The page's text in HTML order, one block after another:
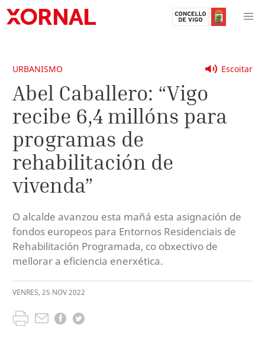
Escoitar
URBANISMO
Abel Caballero: “Vigo
recibe 6,4 millóns para
programas de
rehabilitación de
vivenda”
O alcalde avanzou esta mañá esta asignación de
fondos europeos para Entornos Residenciais de
Rehabilitación Programada, co obxectivo de
mellorar a eficiencia enerxética.
VENRES, 25 NOV2022